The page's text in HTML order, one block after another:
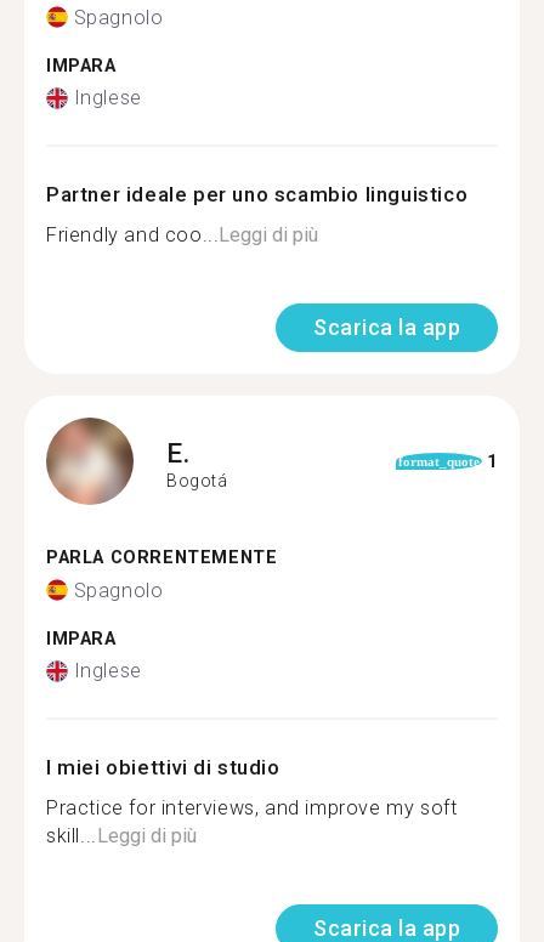
Spagnolo
IMPARA
Inglese
Partner ideale per uno scambio linguistico
Friendly and coo...Leggi di più
Scarica la app
E.
Bogotá
format_quote 1
PARLA CORRENTEMENTE
Spagnolo
IMPARA
Inglese
I miei obiettivi di studio
Practice for interviews, and improve my soft
skill...Leggi di più
Scarica la app